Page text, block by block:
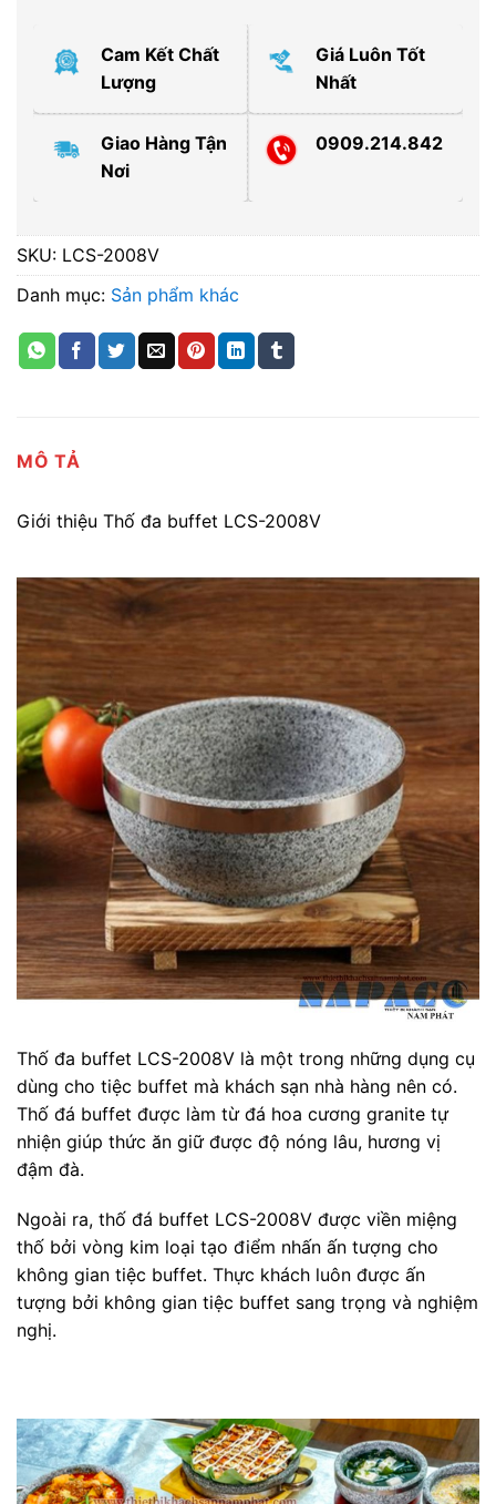
Cam Kết Chất
Lượng
Giá Luôn Tốt
Nhất
Giao Hàng Tận
Nơi
0909.214.842
SKU: LCS-2008V
Danh mục: Sản phẩm khác
MÔ TẢ
Giới thiệu Thố đa buffet LCS-2008V
Thố đa buffet LCS-2008V là một trong những dụng cụ
dùng cho tiệc buffet mà khách sạn nhà hàng nên có.
Thố đá buffet được làm từ đá hoa cương granite tự
nhiện giúp thức ăn giữ được độ nóng lâu, hương vị
đậm đà.
Ngoài ra, thố đá buffet LCS-2008V được viền miệng
thố bởi vòng kim loại tạo điểm nhấn ấn tượng cho
không gian tiệc buffet. Thực khách luôn được ấn
tượng bởi không gian tiệc buffet sang trọng và nghiệm
nghị.